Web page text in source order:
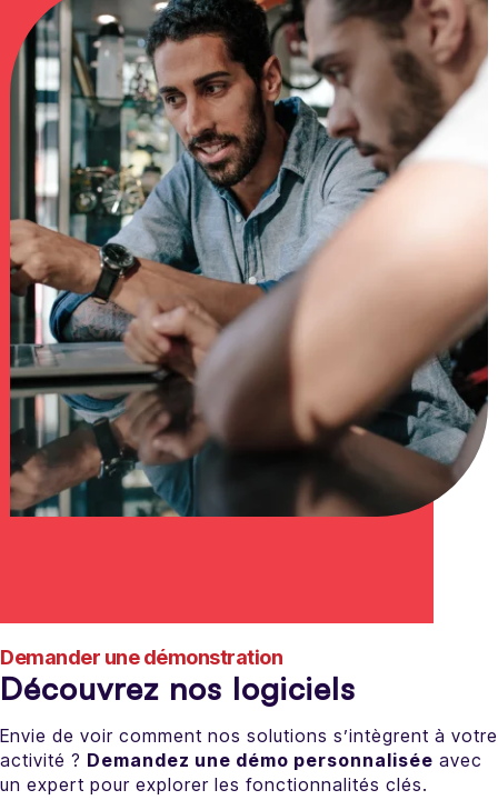
Demander une démonstration
Découvrez nos logiciels
Envie de voir comment nos solutions s’intègrent à votre
activité ? Demandez une démo personnalisée avec
un expert pour explorer les fonctionnalités clés.